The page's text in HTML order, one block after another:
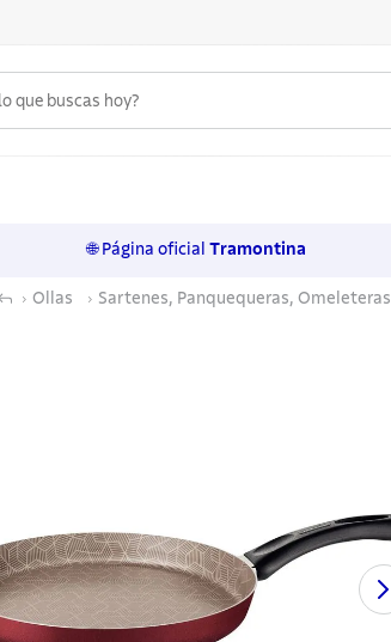
🌐 Página oficial Tramontina
Ollas Sartenes, Panquequeras, Omeleteras